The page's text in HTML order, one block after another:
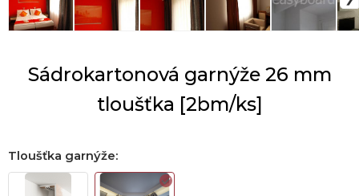
Sádrokartonová garnýže 26 mm
tloušťka [2bm/ks]
Tloušťka garnýže: